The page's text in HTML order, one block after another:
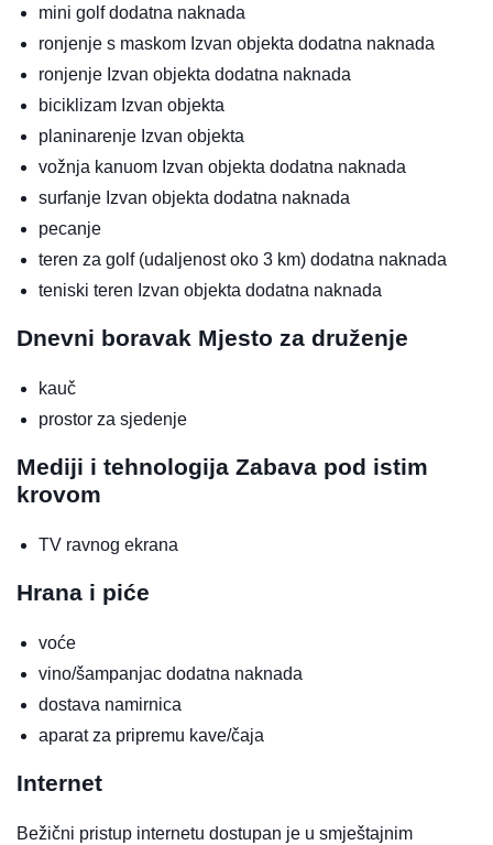
mini golfdodatna naknada
ronjenje s maskom Izvan objekta dodatna naknada
ronjenje Izvan objekta dodatna naknada
biciklizam Izvan objekta
planinarenje Izvan objekta
vožnja kanuom Izvan objekta dodatna naknada
surfanje Izvan objekta dodatna naknada
pecanje
teren za golf (udaljenost oko 3 km) dodatna naknada
teniski teren Izvan objekta dodatna naknada
Dnevni boravak Mjesto za druženje
kauč
prostor za sjedenje
Mediji i tehnologija Zabava pod istim
krovom
TV ravnog ekrana
Hrana i piće
voće
vino/šampanjac dodatna naknada
dostava namirnica
aparat za pripremu kave/čaja
Internet
Bežični pristup internetu dostupan je u smještajnim